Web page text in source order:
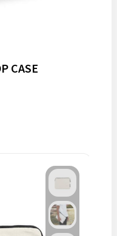
CASE